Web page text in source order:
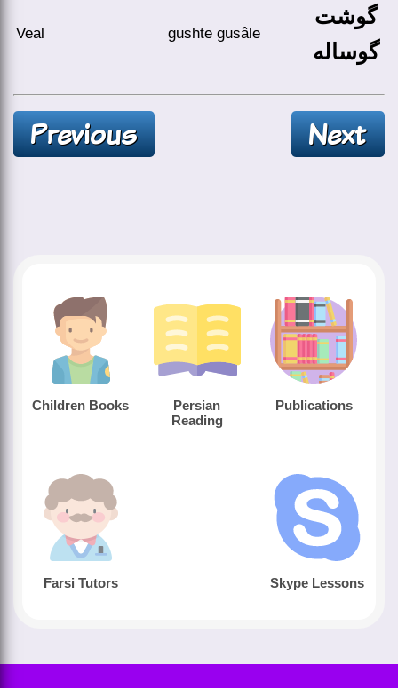
Veal gushte gusâle
گوشت
گوساله
Children Books
Persian
Reading
Publications
Farsi Tutors Skype Lessons